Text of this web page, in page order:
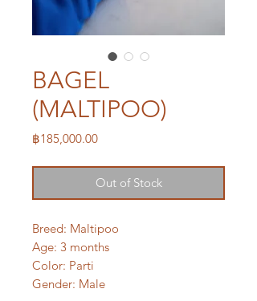
BAGEL
(MALTIPOO)
฿185,000.00Price
Out of Stock
Breed: Maltipoo
Age: 3 months
Color: Parti
Gender: Male